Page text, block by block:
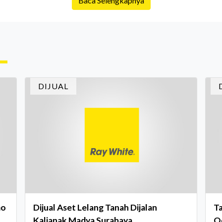
Namun dalam prosesnya, tidak sedikit calon
DIJUAL
Dijual Aset Lelang Tanah Dijalan